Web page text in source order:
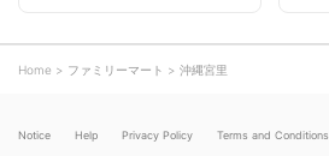
l
o
Home ファミリーマート 沖縄宮里
Notice Help Privacy Policy Terms and Conditions